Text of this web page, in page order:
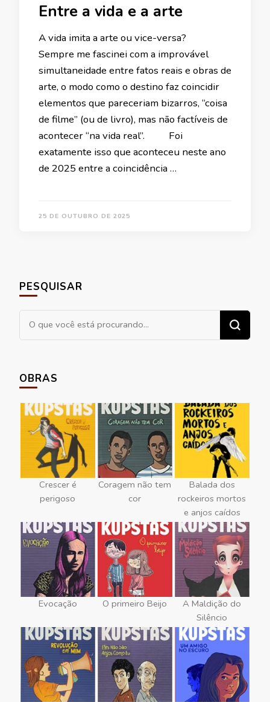
Entre a vida e a arte
A vida imita a arte ou vice-versa?
Sempre me fascinei com a improvável
simultaneidade entre fatos reais e obras de
arte, o modo como o destino faz coincidir
elementos que pareceriam bizarros, “coisa
de filme” (ou de livro), mas não factíveis de
acontecer “na vida real”. Foi
exatamente isso que aconteceu neste ano
de 2025 entre a coincidência …
25 DE OUTUBRO DE 2025
PESQUISAR
Procurando
algo?
OBRAS
Crescer é
perigoso
Coragem não tem
cor
Balada dos
rockeiros mortos
e anjos caídos
Evocação O primeiro Beijo
A Maldição do
Silêncio